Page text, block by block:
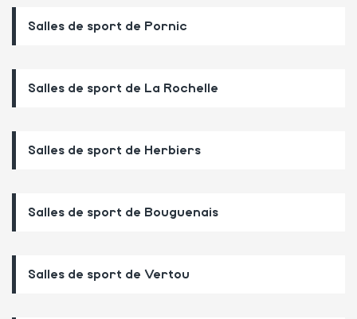
Salles de sport de Pornic
Salles de sport de La Rochelle
Salles de sport de Herbiers
Salles de sport de Bouguenais
Salles de sport de Vertou